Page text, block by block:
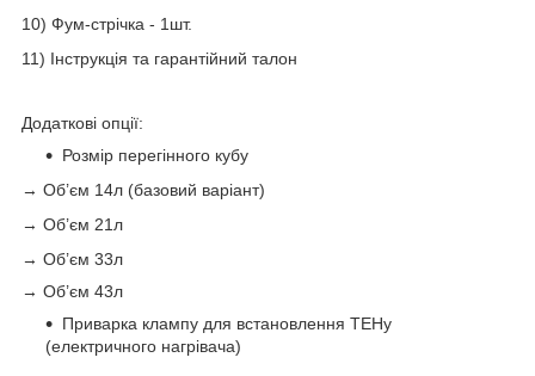
10) Фум-стрічка - 1шт.
11) Інструкція та гарантійний талон
Додаткові опції:
Розмір перегінного кубу
→ Об’єм 14л (базовий варіант)
→ Об’єм 21л
→ Об’єм 33л
→ Об’єм 43л
Приварка клампу для встановлення ТЕНу
(електричного нагрівача)